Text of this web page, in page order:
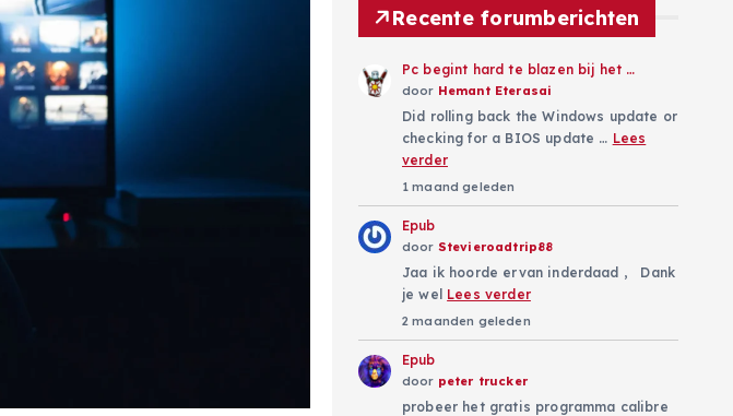
Recente forumberichten
Pc begint hard te blazen bij het …
door Hemant Eterasai
Did rolling back the Windows update or
checking for a BIOS update … Lees
verder
1 maand geleden
Epub
door Stevieroadtrip88
Jaa ik hoorde ervan inderdaad , Dank
je wel Lees verder
2 maanden geleden
Epub
door peter trucker
probeer het gratis programma calibre